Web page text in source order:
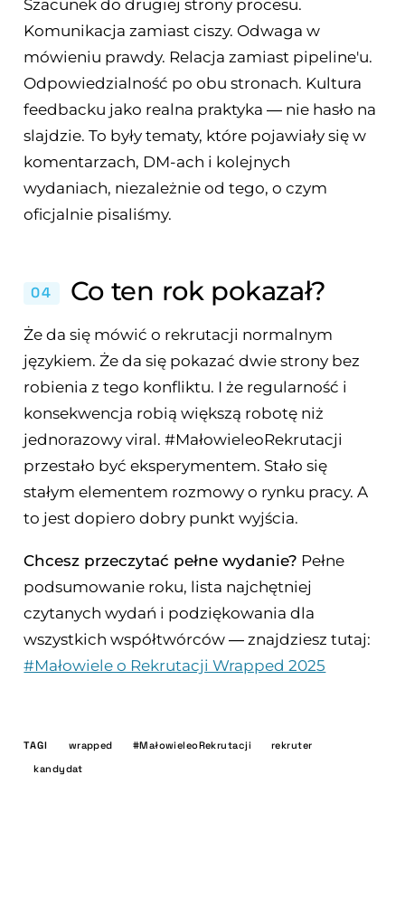
Szacunek do drugiej strony procesu.
Komunikacja zamiast ciszy. Odwaga w
mówieniu prawdy. Relacja zamiast pipeline'u.
Odpowiedzialność po obu stronach. Kultura
feedbacku jako realna praktyka — nie hasło na
slajdzie. To były tematy, które pojawiały się w
komentarzach, DM-ach i kolejnych
wydaniach, niezależnie od tego, o czym
oficjalnie pisaliśmy.
04 Co ten rok pokazał?
Że da się mówić o rekrutacji normalnym
językiem. Że da się pokazać dwie strony bez
robienia z tego konfliktu. I że regularność i
konsekwencja robią większą robotę niż
jednorazowy viral. #MałowieleoRekrutacji
przestało być eksperymentem. Stało się
stałym elementem rozmowy o rynku pracy. A
to jest dopiero dobry punkt wyjścia.
Chcesz przeczytać pełne wydanie? Pełne
podsumowanie roku, lista najchętniej
czytanych wydań i podziękowania dla
wszystkich współtwórców — znajdziesz tutaj:
#Małowiele o Rekrutacji Wrapped 2025
TAGI wrapped #MałowieleoRekrutacji
rekruter
kandydat